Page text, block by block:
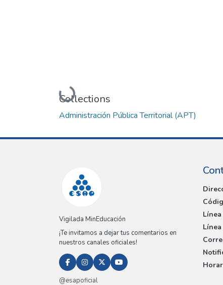
Loading...
Collections
Administración Pública Territorial (APT)
Vigilada MinEducación
¡Te invitamos a dejar tus comentarios en
nuestros canales oficiales!
@esapoficial